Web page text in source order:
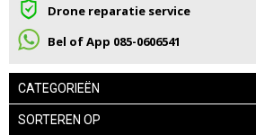
Drone reparatie service
Bel of App 085-0606541
CATEGORIEËN
SORTEREN OP